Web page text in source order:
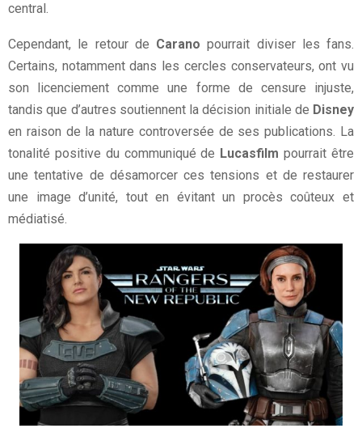
central.
Cependant, le retour de Carano pourrait diviser les fans.
Certains, notamment dans les cercles conservateurs, ont vu
son licenciement comme une forme de censure injuste,
tandis que d’autres soutiennent la décision initiale de Disney
en raison de la nature controversée de ses publications. La
tonalité positive du communiqué de Lucasfilm pourrait être
une tentative de désamorcer ces tensions et de restaurer
une image d’unité, tout en évitant un procès coûteux et
médiatisé.